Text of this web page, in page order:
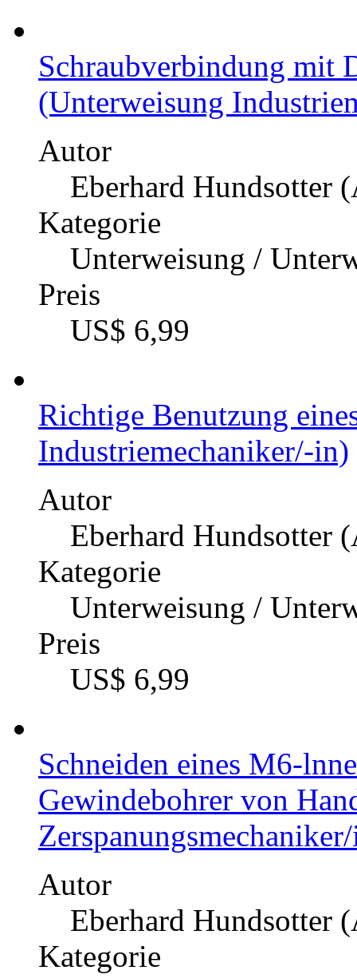
Schraubverbindung mit
(Unterweisung
Autor
Eberhard Hundsotter
Kategorie
Unterweisung /
Preis
US$ 6,99
Richtige Benutzung
Industriemechaniker/-in)
Autor
Eberhard Hundsotter
Kategorie
Unterweisung /
Preis
US$ 6,99
Schneiden eines M6-
Gewindebohrer von
Autor
Eberhard Hundsotter
Kategorie